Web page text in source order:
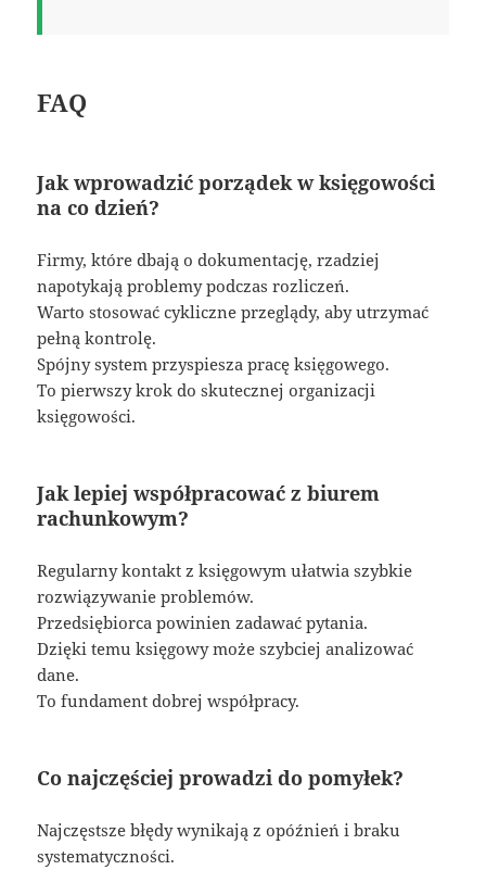
FAQ
Jak wprowadzić porządek w księgowości
na co dzień?
Firmy, które dbają o dokumentację, rzadziej
napotykają problemy podczas rozliczeń.
Warto stosować cykliczne przeglądy, aby utrzymać
pełną kontrolę.
Spójny system przyspiesza pracę księgowego.
To pierwszy krok do skutecznej organizacji
księgowości.
Jak lepiej współpracować z biurem
rachunkowym?
Regularny kontakt z księgowym ułatwia szybkie
rozwiązywanie problemów.
Przedsiębiorca powinien zadawać pytania.
Dzięki temu księgowy może szybciej analizować
dane.
To fundament dobrej współpracy.
Co najczęściej prowadzi do pomyłek?
Najczęstsze błędy wynikają z opóźnień i braku
systematyczności.